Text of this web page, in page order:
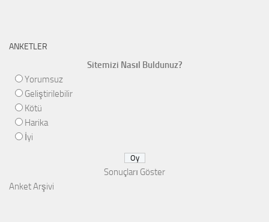
ANKETLER
Sitemizi Nasıl Buldunuz?
Yorumsuz
Geliştirilebilir
Kötü
Harika
İyi
Sonuçları Göster
Anket Arşivi